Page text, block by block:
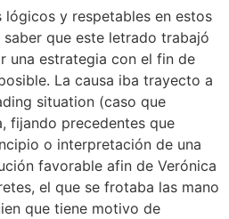
lógicos y respetables en estos
que este letrado trabajó
una estrategia con el fin de
La causa iba trayecto a
situation (caso que
fijando precedentes que
o interpretación de una
favorable afin de Verónica
el que se frotaba las mano
que tiene motivo de